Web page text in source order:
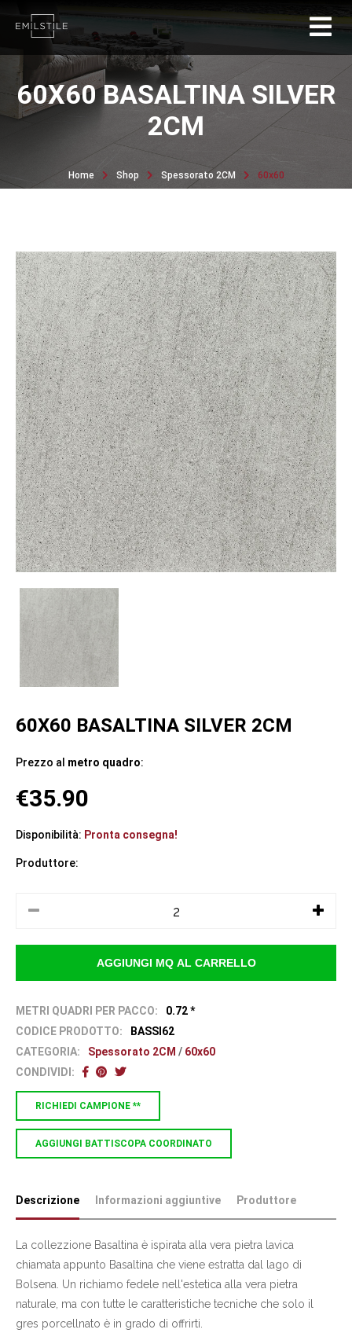
60X60 BASALTINA SILVER
2CM
Home Shop Spessorato 2CM 60x60
60X60 BASALTINA SILVER 2CM
Prezzo al metro quadro:
€35.90
Disponibilità: Pronta consegna!
Produttore:
METRI QUADRI PER PACCO:
0.72 *
CODICE PRODOTTO:
BASSI62
CATEGORIA:
Spessorato 2CM / 60x60
CONDIVIDI:
RICHIEDI CAMPIONE **
AGGIUNGI BATTISCOPA COORDINATO
Descrizione Informazioni aggiuntive Produttore
La collezzione Basaltina è ispirata alla vera pietra lavica
chiamata appunto Basaltina che viene estratta dal lago di
Bolsena. Un richiamo fedele nell'estetica alla vera pietra
naturale, ma con tutte le caratteristiche tecniche che solo il
gres porcellnato è in grado di offrirti.